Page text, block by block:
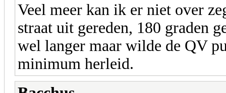
Veel meer kan ik er niet over
straat uit gereden, 180 graden
wel langer maar wilde de QV
minimum herleid.